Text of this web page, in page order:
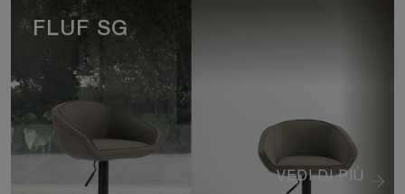
VEDI DI PIÙ
FLUF SG